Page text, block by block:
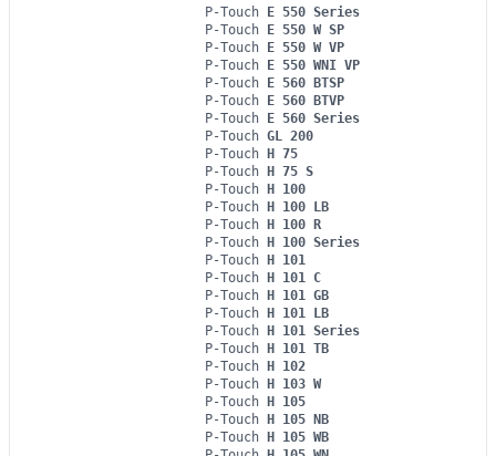
P-Touch E 550 Series
P-Touch E 550 W SP
P-Touch E 550 W VP
P-Touch E 550 WNI VP
P-Touch E 560 BTSP
P-Touch E 560 BTVP
P-Touch E 560 Series
P-Touch GL 200
P-Touch H 75
P-Touch H 75 S
P-Touch H 100
P-Touch H 100 LB
P-Touch H 100 R
P-Touch H 100 Series
P-Touch H 101
P-Touch H 101 C
P-Touch H 101 GB
P-Touch H 101 LB
P-Touch H 101 Series
P-Touch H 101 TB
P-Touch H 102
P-Touch H 103 W
P-Touch H 105
P-Touch H 105 NB
P-Touch H 105 WB